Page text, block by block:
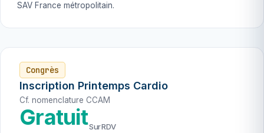
SAV France métropolitain.
Congrès
Inscription Printemps Cardio
Cf. nomenclature CCAM
GratuitSur RDV